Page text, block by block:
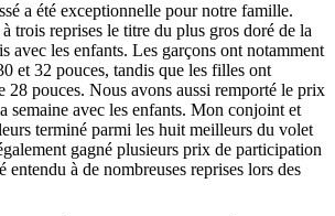
a été exceptionnelle pour notre famille.
trois reprises le titre du plus gros doré de la
avec les enfants. Les garçons ont notamment
et 32 pouces, tandis que les filles ont
28 pouces. Nous avons aussi remporté le prix
semaine avec les enfants. Mon conjoint et
terminé parmi les huit meilleurs du volet
gagné plusieurs prix de participation
entendu à de nombreuses reprises lors des